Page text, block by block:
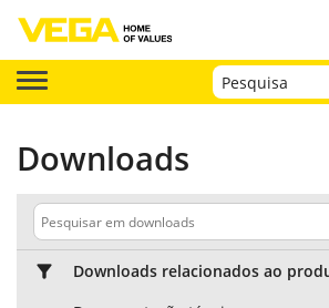
Downloads
Downloads relacionados ao